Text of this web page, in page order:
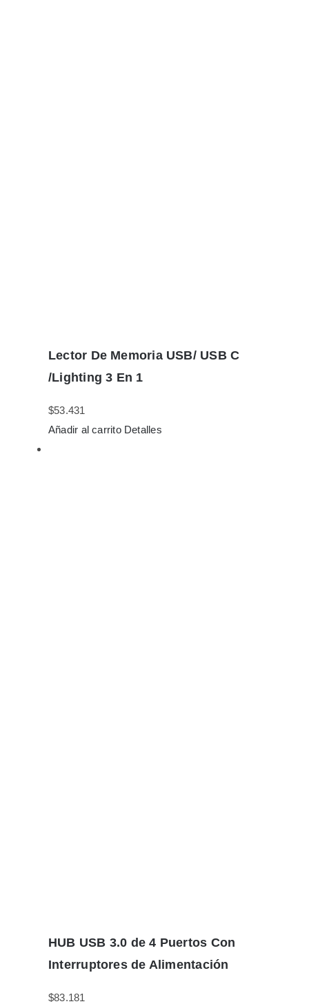
Lector De Memoria USB/ USB C
/Lighting 3 En 1
$53.431
Añadir al carrito Detalles
HUB USB 3.0 de 4 Puertos Con
Interruptores de Alimentación
$83.181